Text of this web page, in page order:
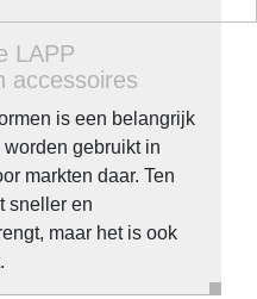
LAPP
accessoires
is een belangrijk
gebruikt in
markten daar. Ten
sneller en
maar het is ook